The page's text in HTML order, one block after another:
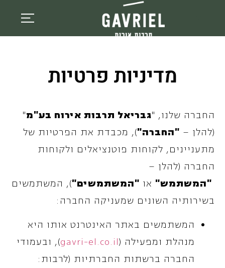
מדיניות פרטיות
החברה שלנו, "גבריאל תרבות אירוח בע"מ"
(להלן – "החברה"), מכבדת את הפרטיות של
מתעניינים, לקוחות פוטנציאלים ולקוחות
החברה (להלן –
"המשתמש" או "המשתמשים"), המשתמשים
בשירותיה השונים שמעניקה החברה:
המשתמשים באתר האינטרנט אותו היא
מנהלת ומפעילה (gavri-el.co.il), ובעמודי
החברה ברשתות החברתיות (לרבות: